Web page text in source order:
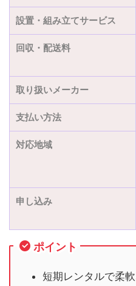
設置・組み立てサービス
回収・配送料
取り扱いメーカー
支払い方法
対応地域
申し込み
ポイント
短期レンタルで柔